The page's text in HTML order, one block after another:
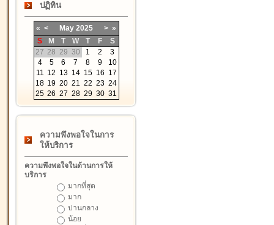
ปฏิทิน
« < May 2025 > »
S
M T W T F
S
27 28 29 30 1 2
3
4
5 6 7 8 9
10
11 12 13 14 15 16 17
18 19 20 21 22 23 24
25 26 27 28 29 30 31
ความพึงพอใจในการ
ให้บริการ
ความพึงพอใจในด้านการให้
บริการ
มากที่สุด
มาก
ปานกลาง
น้อย